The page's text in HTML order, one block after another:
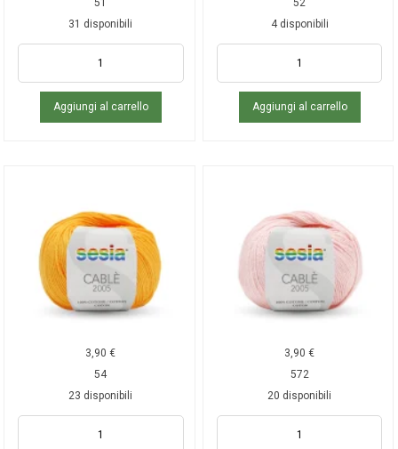
51
31 disponibili
Aggiungi al carrello
52
4 disponibili
Aggiungi al carrello
3,90€
54
23 disponibili
3,90€
572
20 disponibili